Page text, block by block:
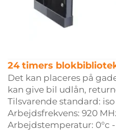
24 timers
Det kan placeres på
kan give bil udlån,
Tilsvarende standard:
Arbejdsfrekvens: 920
Arbejdstemperatur: 0°c -